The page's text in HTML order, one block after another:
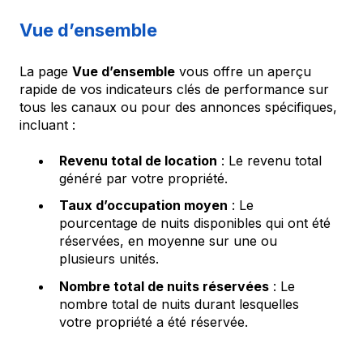
Vue d’ensemble
La page Vue d’ensemble vous offre un aperçu
rapide de vos indicateurs clés de performance sur
tous les canaux ou pour des annonces spécifiques,
incluant :
Revenu total de location : Le revenu total
généré par votre propriété.
Taux d’occupation moyen : Le
pourcentage de nuits disponibles qui ont été
réservées, en moyenne sur une ou
plusieurs unités.
Nombre total de nuits réservées : Le
nombre total de nuits durant lesquelles
votre propriété a été réservée.